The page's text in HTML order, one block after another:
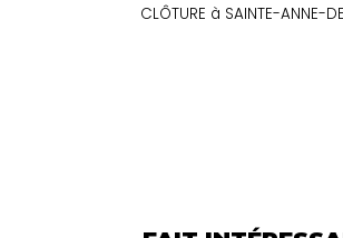
CLÔTURE à SAINTE-ANNE-